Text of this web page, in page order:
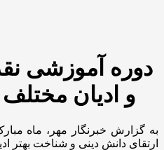
دوره آموزشی
و ادیان
به گزارش خبرنگار مهر، ماه
ارتقای دانش دینی و شناخت بهتر